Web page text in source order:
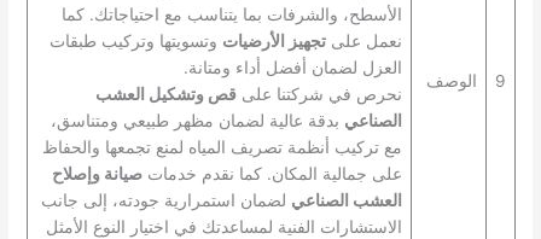
9 الوصف
الأسطح، والشرفات بما يتناسب مع احتياجاتك. كما
نعمل على تجهيز الأرضيات وتسويتها وتركيب طبقات
العزل لضمان أفضل أداء ومتانة.
نحرص في شركتنا على قص وتشكيل العشب
الصناعي بدقة عالية لضمان مظهر طبيعي ومتناسق،
مع تركيب أنظمة تصريف المياه لمنع تجمعها والحفاظ
على جمالية المكان. كما نقدم خدمات صيانة وإصلاح
العشب الصناعي لضمان استمرارية جودته، إلى جانب
الاستشارات الفنية لمساعدتك في اختيار النوع الأمثل